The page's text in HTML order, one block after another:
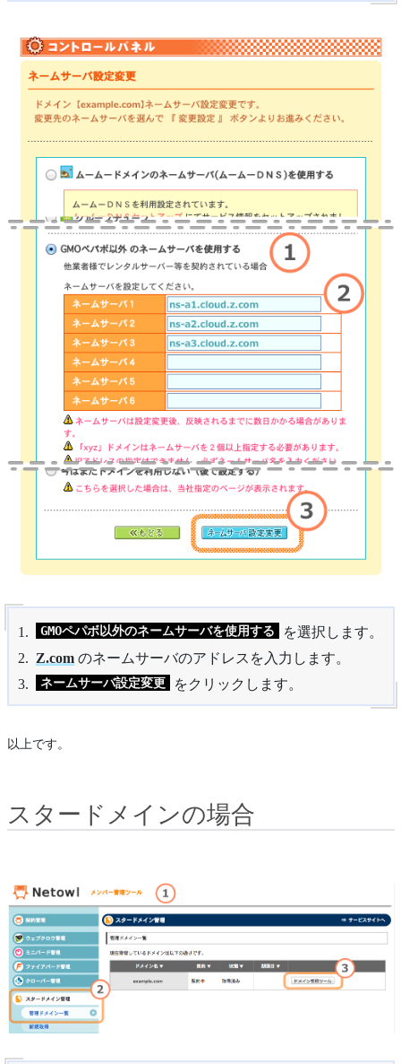
GMOペパボ以外のネームサーバを使用する
を選択します。
Z.comのネームサーバのアドレスを入力します。
ネームサーバ設定変更 をクリックします。
以上です。
スタードメインの場合